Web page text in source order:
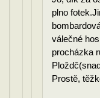
plno
válečné
procházka
Prostě,